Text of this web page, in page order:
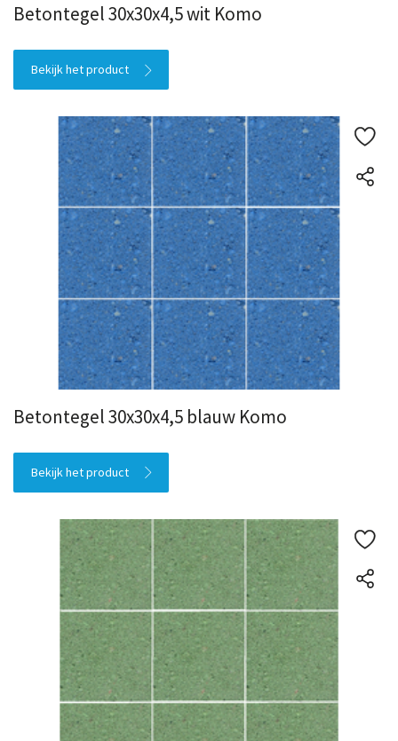
Betontegel 30x30x4,5 wit Komo
Bekijk het product
Betontegel 30x30x4,5 blauw Komo
Bekijk het product